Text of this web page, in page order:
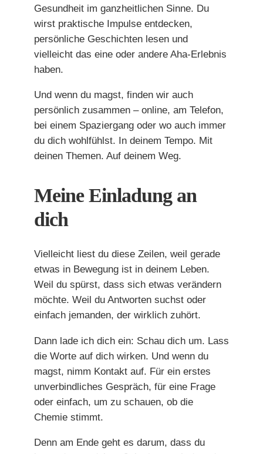
Gesundheit im ganzheitlichen Sinne. Du
wirst praktische Impulse entdecken,
persönliche Geschichten lesen und
vielleicht das eine oder andere Aha-Erlebnis
haben.
Und wenn du magst, finden wir auch
persönlich zusammen – online, am Telefon,
bei einem Spaziergang oder wo auch immer
du dich wohlfühlst. In deinem Tempo. Mit
deinen Themen. Auf deinem Weg.
Meine Einladung an
dich
Vielleicht liest du diese Zeilen, weil gerade
etwas in Bewegung ist in deinem Leben.
Weil du spürst, dass sich etwas verändern
möchte. Weil du Antworten suchst oder
einfach jemanden, der wirklich zuhört.
Dann lade ich dich ein: Schau dich um. Lass
die Worte auf dich wirken. Und wenn du
magst, nimm Kontakt auf. Für ein erstes
unverbindliches Gespräch, für eine Frage
oder einfach, um zu schauen, ob die
Chemie stimmt.
Denn am Ende geht es darum, dass du